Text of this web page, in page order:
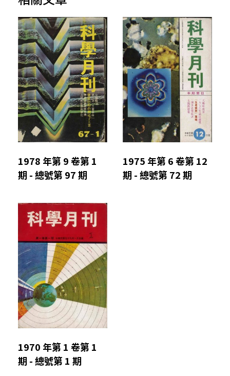
1978 年第 9 卷第 1
期 - 總號第 97 期
1975 年第 6 卷第 12
期 - 總號第 72 期
1970 年第 1 卷第 1
期 - 總號第 1 期